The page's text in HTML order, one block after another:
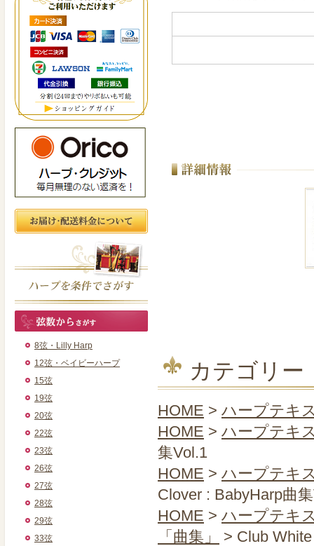
8弦・Lilly Harp
12弦・ベイビーハープ
15弦
19弦
20弦
22弦
23弦
26弦
27弦
28弦
29弦
33弦
カテゴリー
HOME > ハープテキ
HOME > ハープテキ
集Vol.1
HOME > ハープテキ
Clover : BabyHarp曲
HOME > ハープテキ
「曲集」
> Club